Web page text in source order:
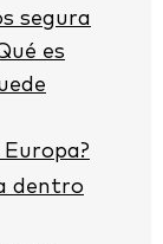
segura
es
dentro